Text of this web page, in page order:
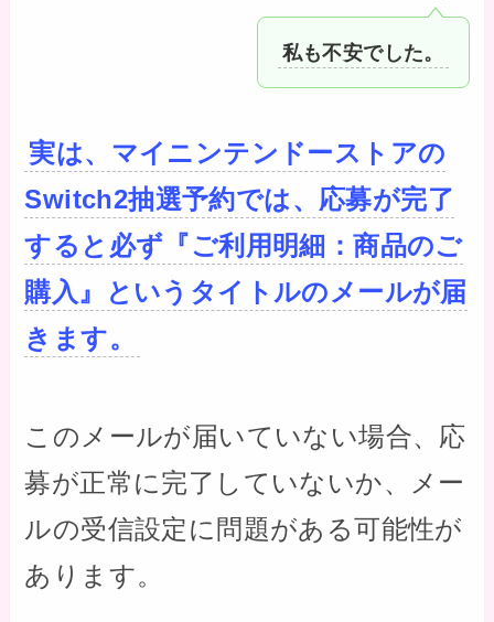
私も不安でした。
実は、マイニンテンドーストアの
Switch2抽選予約では、応募が完了
すると必ず『ご利用明細：商品のご
購入』というタイトルのメールが届
きます。
このメールが届いていない場合、応
募が正常に完了していないか、メー
ルの受信設定に問題がある可能性が
あります。